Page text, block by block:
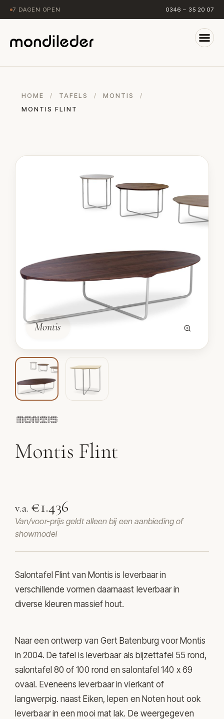
7 DAGEN OPEN 0346 – 35 20 07
HOME / TAFELS / MONTIS
/
MONTIS FLINT
Montis
Montis Flint
v.a. €1.436
Van/voor-prijs geldt alleen bij een aanbieding of
showmodel
Salontafel Flint van Montis is leverbaar in
verschillende vormen daarnaast leverbaar in
diverse kleuren massief hout.
Naar een ontwerp van Gert Batenburg voor Montis
in 2004. De tafel is leverbaar als bijzettafel 55 rond,
salontafel 80 of 100 rond en salontafel 140 x 69
ovaal. Eveneens leverbaar in vierkant of
langwerpig. naast Eiken, Iepen en Noten hout ook
leverbaar in een mooi mat lak. De weergegeven